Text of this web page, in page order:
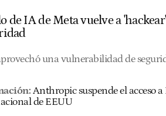
de IA de Meta vuelve a
una vulnerabilidad de
Anthropic suspende el acceso
de EEUU